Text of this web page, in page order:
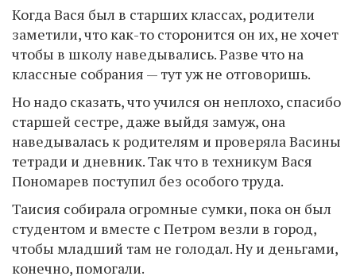
Когда Вася был в старших классах, родители
заметили, что как-то сторонится он их, не хочет
чтобы в школу наведывались. Разве что на
классные собрания — тут уж не отговоришь.
Но надо сказать, что учился он неплохо, спасибо
старшей сестре, даже выйдя замуж, она
наведывалась к родителям и проверяла Васины
тетради и дневник. Так что в техникум Вася
Пономарев поступил без особого труда.
Таисия собирала огромные сумки, пока он был
студентом и вместе с Петром везли в город,
чтобы младший там не голодал. Ну и деньгами,
конечно, помогали.